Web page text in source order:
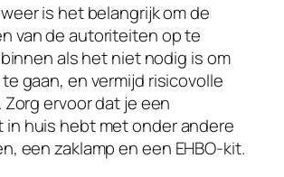
is het belangrijk om de
van de autoriteiten op te
als het niet nodig is om
gaan, en vermijd risicovolle
ervoor dat je een
in huis hebt met onder andere
een zaklamp en een EHBO-kit.